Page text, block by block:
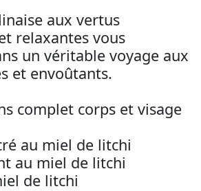
aux vertus
relaxantes vous
un véritable voyage aux
et envoûtants.
complet corps et visage
au miel de litchi
au miel de litchi
de litchi